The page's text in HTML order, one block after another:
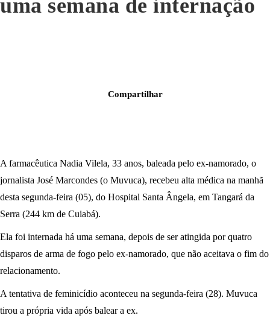
uma semana de internação
Compartilhar
A farmacêutica Nadia Vilela, 33 anos, baleada pelo ex-namorado, o
jornalista José Marcondes (o Muvuca), recebeu alta médica na manhã
desta segunda-feira (05), do Hospital Santa Ângela, em Tangará da
Serra (244 km de Cuiabá).
Ela foi internada há uma semana, depois de ser atingida por quatro
disparos de arma de fogo pelo ex-namorado, que não aceitava o fim do
relacionamento.
A tentativa de feminicídio aconteceu na segunda-feira (28). Muvuca
tirou a própria vida após balear a ex.